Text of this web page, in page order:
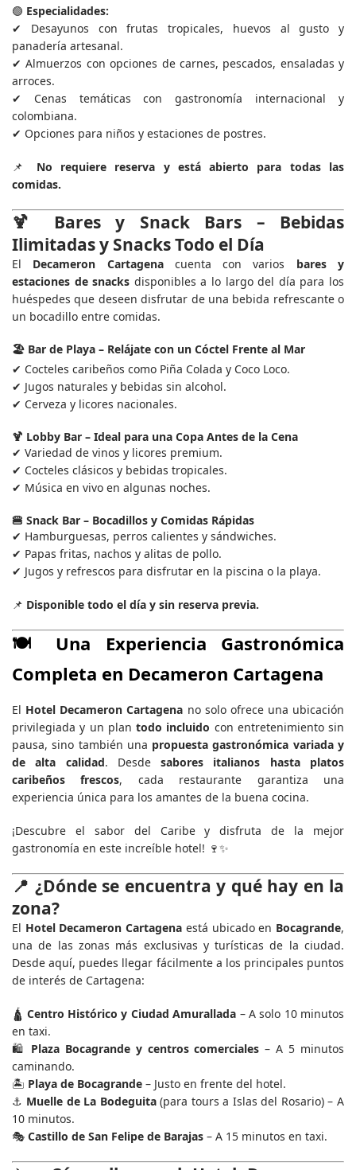
🟢 Especialidades:
✔ Desayunos con frutas tropicales, huevos al gusto y
panadería artesanal.
✔ Almuerzos con opciones de carnes, pescados, ensaladas y
arroces.
✔ Cenas temáticas con gastronomía internacional y
colombiana.
✔ Opciones para niños y estaciones de postres.
📌 No requiere reserva y está abierto para todas las
comidas.
🍹 Bares y Snack Bars – Bebidas
Ilimitadas y Snacks Todo el Día
El Decameron Cartagenacuenta con varios bares y
estaciones de snacks disponibles a lo largo del día para los
huéspedes que deseen disfrutar de una bebida refrescante o
un bocadillo entre comidas.
🏖 Bar de Playa – Relájate con un Cóctel Frente al Mar
✔ Cocteles caribeños como Piña Colada y Coco Loco.
✔ Jugos naturales y bebidas sin alcohol.
✔ Cerveza y licores nacionales.
🍹 Lobby Bar – Ideal para una Copa Antes de la Cena
✔ Variedad de vinos y licores premium.
✔ Cocteles clásicos y bebidas tropicales.
✔ Música en vivo en algunas noches.
🍔 Snack Bar – Bocadillos y Comidas Rápidas
✔ Hamburguesas, perros calientes y sándwiches.
✔ Papas fritas, nachos y alitas de pollo.
✔ Jugos y refrescos para disfrutar en la piscina o la playa.
📌 Disponible todo el día y sin reserva previa.
🍽️ Una Experiencia Gastronómica
Completa en Decameron Cartagena
El Hotel Decameron Cartagena no solo ofrece una ubicación
privilegiada y un plan todo incluido con entretenimiento sin
pausa, sino también una propuesta gastronómica variada y
de alta calidad. Desdesabores italianos hasta platos
caribeños frescos, cada restaurante garantiza una
experiencia única para los amantes de la buena cocina.
¡Descubre el sabor del Caribe y disfruta de la mejor
gastronomía en este increíble hotel! 🍷✨
📍 ¿Dónde se encuentra y qué hay en la
zona?
El Hotel Decameron Cartagena está ubicado en Bocagrande,
una de las zonas más exclusivas y turísticas de la ciudad.
Desde aquí, puedes llegar fácilmente a los principales puntos
de interés de Cartagena:
🛕 Centro Histórico y Ciudad Amurallada – A solo 10 minutos
en taxi.
🛍️ Plaza Bocagrande y centros comerciales – A 5 minutos
caminando.
🏝️ Playa de Bocagrande – Justo en frente del hotel.
⚓ Muelle de La Bodeguita(para tours a Islas del Rosario) – A
10 minutos.
🎭 Castillo de San Felipe de Barajas – A 15 minutos en taxi.